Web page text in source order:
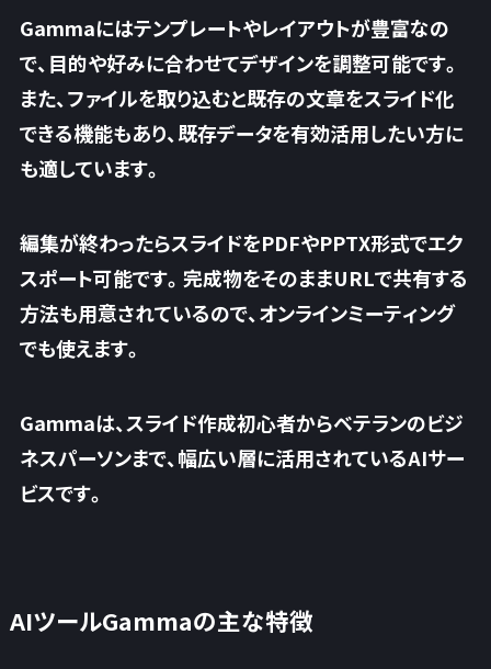
Gammaにはテンプレートやレイアウトが豊富なの
で、目的や好みに合わせてデザインを調整可能です。
また、ファイルを取り込むと既存の文章をスライド化
できる機能もあり、既存データを有効活用したい方に
も適しています。
編集が終わったらスライドをPDFやPPTX形式でエク
スポート可能です。完成物をそのままURLで共有する
方法も用意されているので、オンラインミーティング
でも使えます。
Gammaは、スライド作成初心者からベテランのビジ
ネスパーソンまで、幅広い層に活用されているAIサー
ビスです。
AIツールGammaの主な特徴